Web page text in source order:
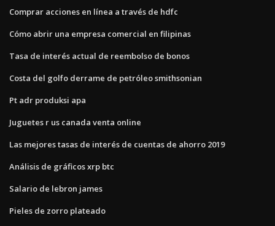
Comprar acciones en línea a través de hdfc
Cómo abrir una empresa comercial en filipinas
Tasa de interés actual de reembolso de bonos
Costa del golfo derrame de petróleo smithsonian
Pt adr produksi apa
Juguetes r us canada venta online
Las mejores tasas de interés de cuentas de ahorro 2019
Análisis de gráficos xrp btc
Salario de lebron james
Pieles de zorro plateado